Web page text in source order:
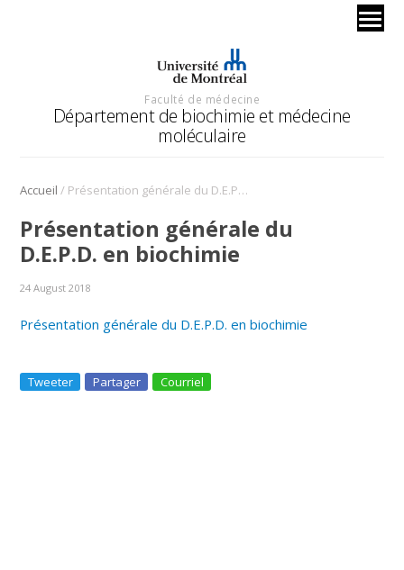
Faculté de médecine
Département de biochimie et médecine
moléculaire
Accueil / Présentation générale du D.E.P.D. en biochimie
Présentation générale du
D.E.P.D. en biochimie
24 August 2018
Présentation générale du D.E.P.D. en biochimie
Tweeter Partager Courriel